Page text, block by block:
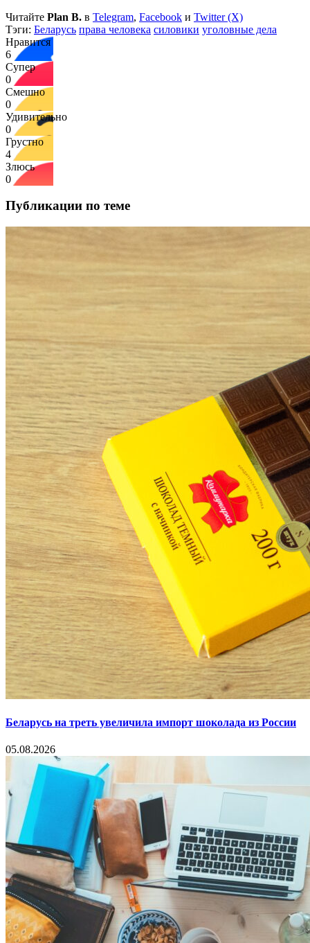
Читайте Plan B. в Telegram, Facebook и Twitter (X)
Тэги: Беларусь права человека силовики уголовные дела
Нравится
6
Супер
0
Смешно
0
Удивительно
0
Грустно
4
Злюсь
0
Публикации по теме
Беларусь на треть увеличила импорт шоколада из России
05.08.2026